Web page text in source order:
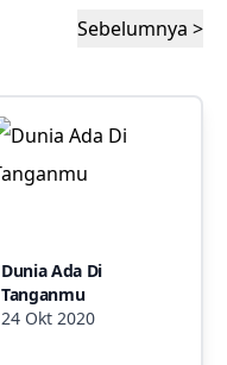
Sebelumnya >
Dunia Ada Di
Tanganmu
24 Okt 2020